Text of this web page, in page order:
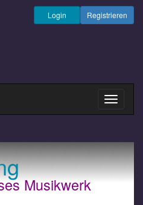
Registrieren
Login
ein-/
Musikwerk